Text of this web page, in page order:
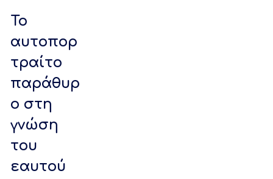
Το
αυτοπορ
τραίτο
παράθυρ
ο στη
γνώση
του
εαυτού